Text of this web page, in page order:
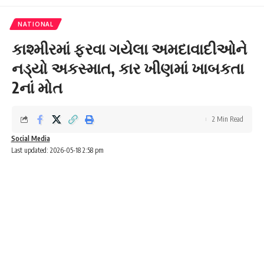
NATIONAL
કાશ્મીરમાં ફરવા ગયેલા અમદાવાદીઓને
નડ્યો અકસ્માત, કાર ખીણમાં ખાબકતા
2નાં મોત
Last updated: 2026-05-18 2:58 pm
Social Media
2 Min Read